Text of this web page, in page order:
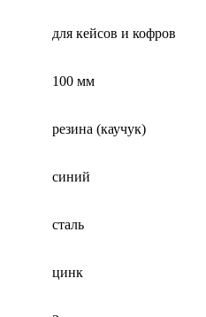
для кейсов и кофров
100 мм
резина (каучук)
синий
сталь
цинк